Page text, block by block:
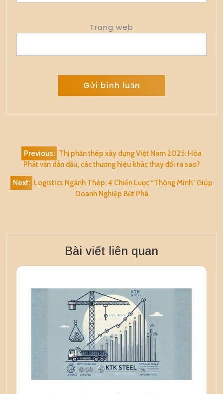
Trang web
Điều
hướng
bài
viết
Previous: Thị phần thép xây dựng Việt Nam 2025: Hòa
Phát vẫn dẫn đầu, các thương hiệu khác thay đổi ra sao?
Next: Logistics Ngành Thép: 4 Chiến Lược “Thông Minh” Giúp
Doanh Nghiệp Bứt Phá
Bài viết liên quan